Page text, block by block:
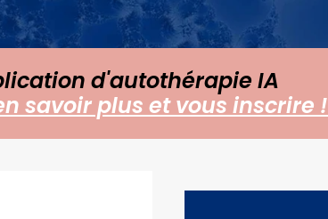
d'autothérapie IA
savoir plus et vous inscrire !